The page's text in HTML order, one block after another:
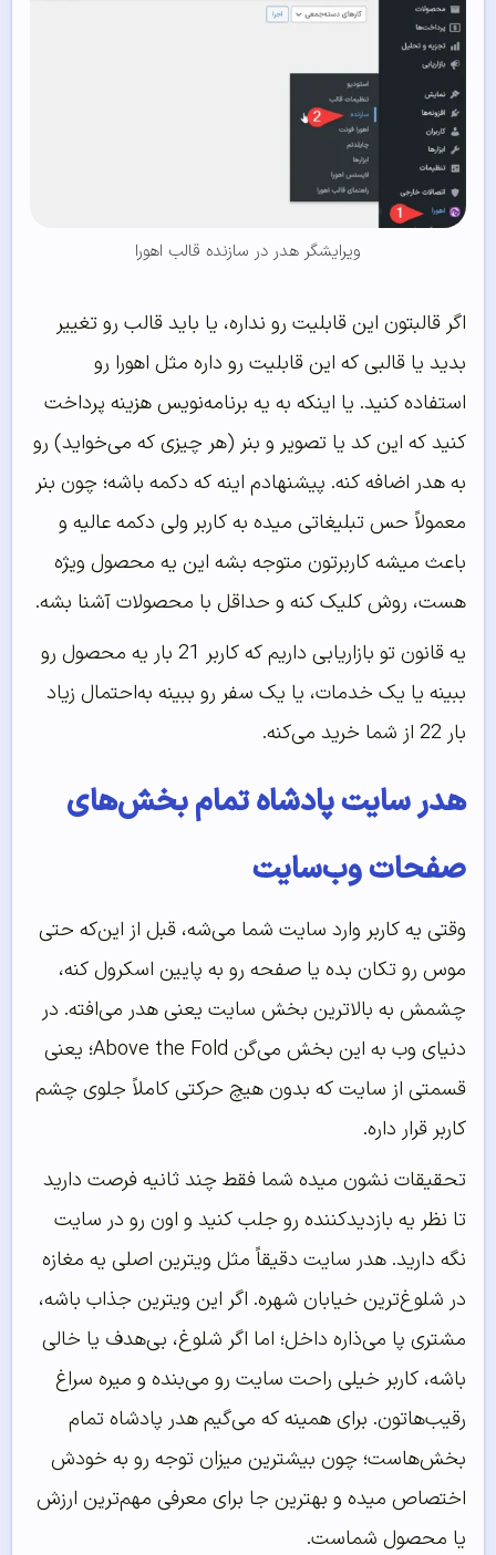
ویرایشگر هدر در سازنده قالب اهورا
اگر قالبتون این قابلیت رو نداره، یا باید قالب رو تغییر
بدید یا قالبی که این قابلیت رو داره مثل اهورا رو
استفاده کنید. یا اینکه به یه برنامه‌نویس هزینه پرداخت
کنید که این کد یا تصویر و بنر (هر چیزی که می‌خواید) رو
به هدر اضافه کنه. پیشنهادم اینه که دکمه باشه؛ چون بنر
معمولاً حس تبلیغاتی میده به کاربر ولی دکمه عالیه و
باعث میشه کاربرتون متوجه بشه این یه محصول ویژه
هست، روش کلیک کنه و حداقل با محصولات آشنا بشه.
یه قانون تو بازاریابی داریم که کاربر 21 بار یه محصول رو
ببینه یا یک خدمات، یا یک سفر رو ببینه به‌احتمال زیاد
بار 22 از شما خرید می‌کنه.
هدر سایت پادشاه تمام بخش‌های
صفحات وب‌سایت
وقتی یه کاربر وارد سایت شما می‌شه، قبل از این‌که حتی
موس رو تکان بده یا صفحه رو به پایین اسکرول کنه،
چشمش به بالاترین بخش سایت یعنی هدر می‌افته. در
دنیای وب به این بخش می‌گن Above the Fold؛ یعنی
قسمتی از سایت که بدون هیچ حرکتی کاملاً جلوی چشم
کاربر قرار داره.
تحقیقات نشون میده شما فقط چند ثانیه فرصت دارید
تا نظر یه بازدیدکننده رو جلب کنید و اون رو در سایت
نگه‌ دارید. هدر سایت دقیقاً مثل ویترین اصلی یه مغازه
در شلوغ‌ترین خیابان شهره. اگر این ویترین جذاب باشه،
مشتری پا می‌ذاره داخل؛ اما اگر شلوغ، بی‌هدف یا خالی
باشه، کاربر خیلی راحت سایت رو می‌بنده و میره سراغ
رقیب‌هاتون. برای همینه که می‌گیم هدر پادشاه تمام
بخش‌هاست؛ چون بیشترین میزان توجه رو به خودش
اختصاص میده و بهترین جا برای معرفی مهم‌ترین ارزش
یا محصول شماست.